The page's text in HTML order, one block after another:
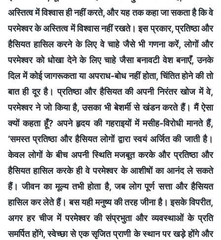
अस्तित्व में विश्वास ही नहीं करते, और यह तक कहा जा सकता है कि वे
परमेश्वर के अस्तित्व में विश्वास नहीं रखते। इस प्रकार, प्रतिष्ठा और
हैसियत हासिल करने के लिए वे चाहे जैसे भी गणना करें, लोगों और
परमेश्वर को धोखा देने के लिए चाहे जैसा बनावटी वेश बनाएँ, उनके
दिल में कोई जागरूकता या अपराध-बोध नहीं होता, चिंतित होने की तो
बात ही दूर है। प्रतिष्ठा और हैसियत की अपनी निरंतर खोज में वे,
परमेश्वर ने जो किया है, उसका भी बेशर्मी से खंडन करते हैं। मैं ऐसा
क्यों कहता हूँ? अपने हृदय की गहराइयों में मसीह-विरोधी मानते हैं,
‘समस्त प्रतिष्ठा और हैसियत लोगों द्वारा स्वयं अर्जित की जाती है।
केवल लोगों के बीच अपनी स्थिति मजबूत करके और प्रतिष्ठा और
हैसियत हासिल करके ही वे परमेश्वर के आशीषों का आनंद ले सकते
हैं। जीवन का मूल्य तभी होता है, जब लोग पूर्ण सत्ता और हैसियत
हासिल कर लेते हैं। बस यही मनुष्य की तरह जीना है। इसके विपरीत,
अगर हर चीज में परमेश्वर की संप्रभुता और व्यवस्थाओं के प्रति
समर्पित होंगे, स्वेच्छा से एक सृजित प्राणी के स्थान पर खड़े होंगे और